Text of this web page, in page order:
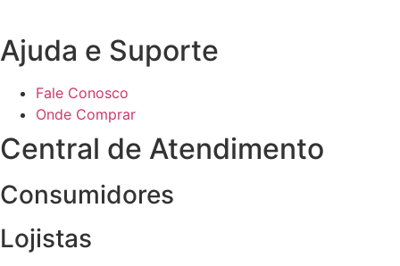
Ajuda e Suporte
Fale Conosco
Onde Comprar
Central de Atendimento
Consumidores
Lojistas